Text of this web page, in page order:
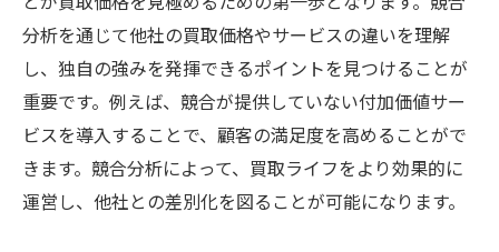
分析を通じて他社の買取価格やサービスの違いを理解
し、独自の強みを発揮できるポイントを見つけることが
重要です。例えば、競合が提供していない付加価値サー
ビスを導入することで、顧客の満足度を高めることがで
きます。競合分析によって、買取ライフをより効果的に
運営し、他社との差別化を図ることが可能になります。